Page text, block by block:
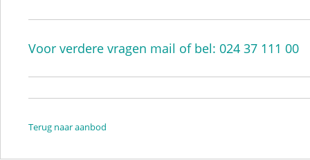
Voor verdere vragen mail of bel: 024 37 111 00
Terug naar aanbod